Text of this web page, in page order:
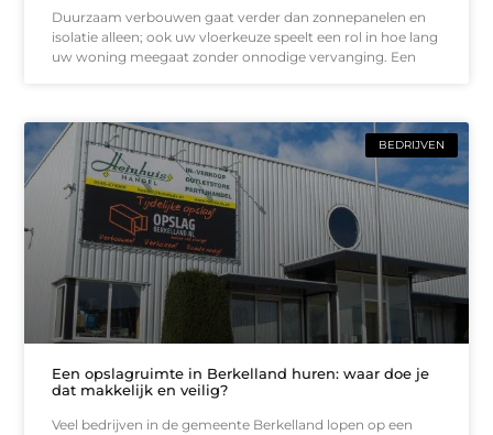
Duurzaam verbouwen gaat verder dan zonnepanelen en
isolatie alleen; ook uw vloerkeuze speelt een rol in hoe lang
uw woning meegaat zonder onnodige vervanging. Een
BEDRIJVEN
Een opslagruimte in Berkelland huren: waar doe je
dat makkelijk en veilig?
Veel bedrijven in de gemeente Berkelland lopen op een